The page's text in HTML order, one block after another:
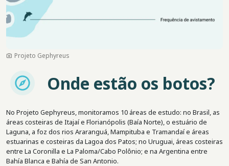
Projeto Gephyreus
Imagem Onde estão os botos?
No Projeto Gephyreus, monitoramos 10 áreas de estudo: no Brasil, as
áreas costeiras de Itajaí e Florianópolis (Baía Norte), o estuário de
Laguna, a foz dos rios Araranguá, Mampituba e Tramandaí e áreas
estuarinas e costeiras da Lagoa dos Patos; no Uruguai, áreas costeiras
entre La Coronilla e La Paloma/Cabo Polônio; e na Argentina entre
Bahía Blanca e Bahía de San Antonio.